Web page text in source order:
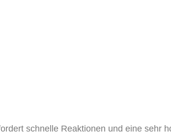
schnelle Reaktionen und eine sehr